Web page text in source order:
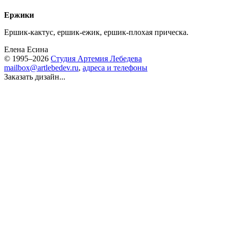
Ержики
Ершик-кактус, ершик-ежик, ершик-плохая прическа.
Елена Есина
© 1995–2026 Студия Артемия Лебедева
mailbox@artlebedev.ru, адреса и телефоны
Заказать дизайн...